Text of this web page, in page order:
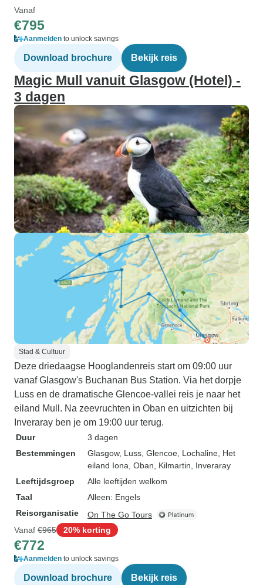
Vanaf
€795
Aanmelden to unlock savings
Download brochure Bekijk reis
Magic Mull vanuit Glasgow (Hotel) -
3 dagen
Stad & Cultuur
Deze driedaagse Hooglandenreis start om 09:00 uur
vanaf Glasgow's Buchanan Bus Station. Via het dorpje
Luss en de dramatische Glencoe-vallei reis je naar het
eiland Mull. Na zeevruchten in Oban en uitzichten bij
Inveraray ben je om 19:00 uur terug.
Duur
3 dagen
Bestemmingen
Glasgow, Luss , Glencoe , Lochaline , Het
eiland Iona , Oban , Kilmartin , Inveraray
Leeftijdsgroep
Alle leeftijden welkom
Taal
Alleen: Engels
Reisorganisatie
On The Go Tours
Vanaf €965 20% korting
€772
Aanmelden to unlock savings
Download brochure Bekijk reis